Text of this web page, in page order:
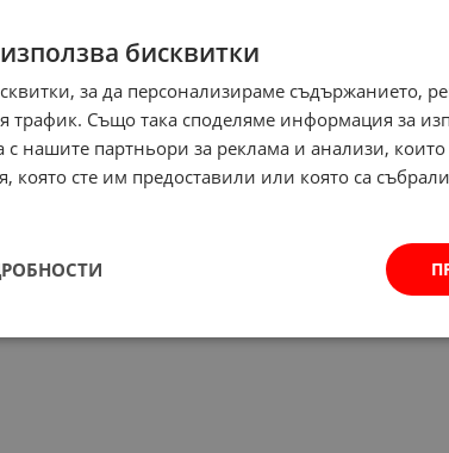
бисквитки
за да персонализираме съдържанието,
трафик. Също така споделяме информация за
с нашите партньори за реклама и анализи,
която сте им предоставили или която са